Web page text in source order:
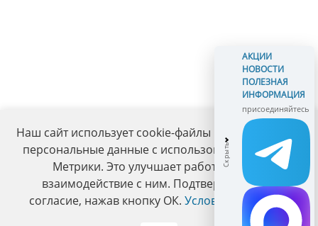
Наш сайт использует cookie-файлы и обрабатывает
персональные данные с использованием Яндекс
Метрики. Это улучшает работу сайта и
взаимодействие с ним. Подтвердите ваше
согласие, нажав кнопку ОК. Условия политики.
АКЦИИ
НОВОСТИ
ПОЛЕЗНАЯ
ИНФОРМАЦИЯ
присоединяйтесь